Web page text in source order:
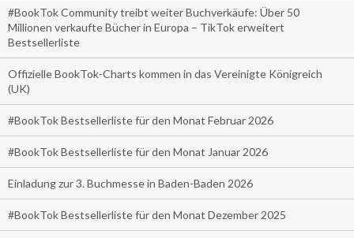
#BookTok Community treibt weiter Buchverkäufe: Über 50
Millionen verkaufte Bücher in Europa – TikTok erweitert
Bestsellerliste
Offizielle BookTok-Charts kommen in das Vereinigte Königreich
(UK)
#BookTok Bestsellerliste für den Monat Februar 2026
#BookTok Bestsellerliste für den Monat Januar 2026
Einladung zur 3. Buchmesse in Baden-Baden 2026
#BookTok Bestsellerliste für den Monat Dezember 2025